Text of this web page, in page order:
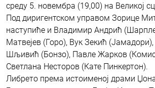
среду 5. новембра (19,00) на Великој
Под диригентском управом Зорице
наступиће и Владимир Андрић
Матвејев (Горо), Вук Зекић
Шљивић (Бонзо), Павле Жарков
Светлана Несторов (Кате Пинкертон).
Либрето према истоименој драми